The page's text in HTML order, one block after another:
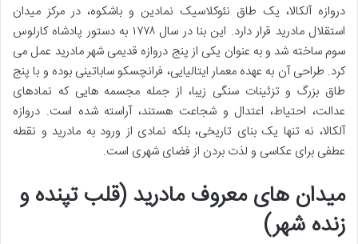
دروازه آلکالا، یک طاق نئوکلاسیک نمادین و باشکوه، در مرکز میدان
استقلال مادرید قرار دارد. این بنا در سال ۱۷۷۸ به دستور پادشاه کارلوس
سوم ساخته شد و به عنوان یکی از پنج دروازه قدیمی شهر مادرید عمل می
کرد. طراحی آن به عهده معمار ایتالیایی، فرانچسکو ساباتینی بوده و با پنج
طاق بزرگ و تزئینات سنگی زیبا، از جمله مجسمه هایی که نمادهای
عدالت، احتیاط، اعتدال و شجاعت هستند، آراسته شده است. دروازه
آلکالا، نه تنها یک بنای تاریخی، بلکه نمادی از ورود به مادرید و نقطه
عطفی برای عکاسی و لذت بردن از فضای شهری است.
میدان های معروف مادرید (قلب تپنده و
زنده شهر)